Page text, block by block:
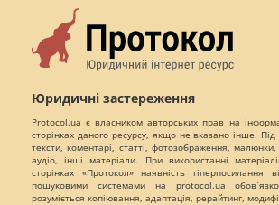
Юридичні застереження
Protocol.ua є власником авторських прав на
сторінках даного ресурсу, якщо не вказано інше.
тексти, коментарі, статті, фотозображення,
аудіо, інші матеріали. При використанні
сторінках «Протокол» наявність гіперпосилання
пошуковими системами на protocol.ua
розуміється копіювання, адаптація, рерайтинг,